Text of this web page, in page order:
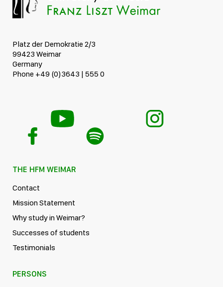
Platz der Demokratie 2/3
99423 Weimar
Germany
Phone +49 (0)3643 | 555 0
THE HFM WEIMAR
Contact
Mission Statement
Why study in Weimar?
Successes of students
Testimonials
PERSONS